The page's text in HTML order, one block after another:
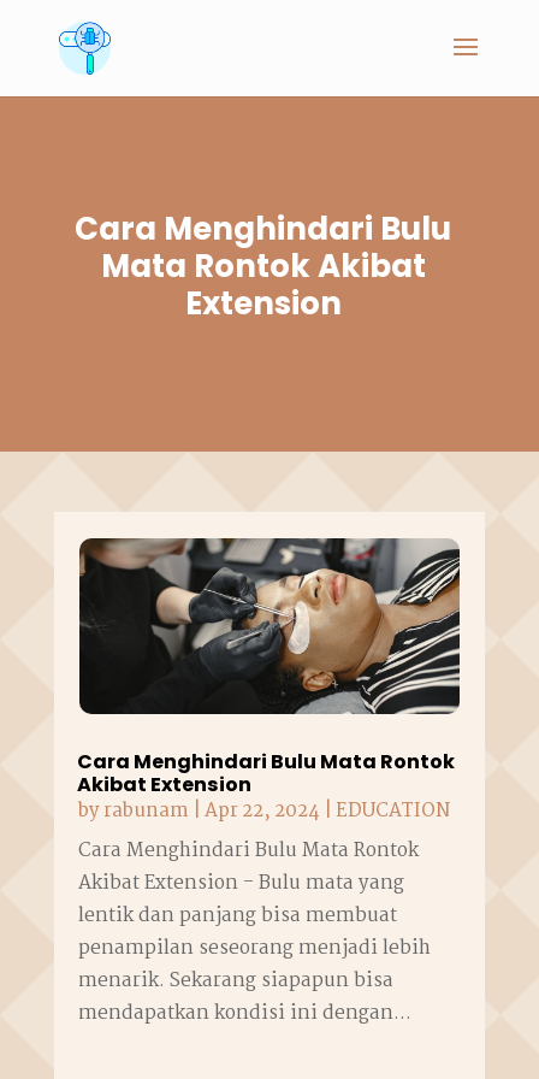
Cara Menghindari Bulu
Mata Rontok Akibat
Extension
Cara Menghindari Bulu Mata Rontok
Akibat Extension
byrabunam|Apr 22, 2024 | EDUCATION
Cara Menghindari Bulu Mata Rontok
Akibat Extension - Bulu mata yang
lentik dan panjang bisa membuat
penampilan seseorang menjadi lebih
menarik. Sekarang siapapun bisa
mendapatkan kondisi ini dengan...